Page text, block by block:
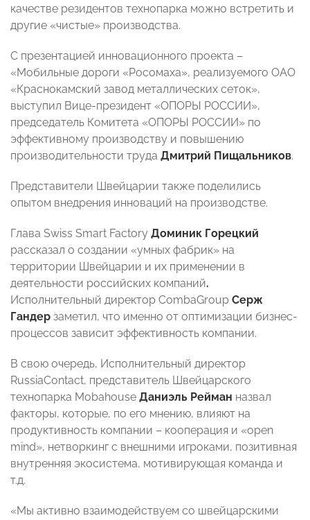
качестве резидентов технопарка можно встретить и
другие «чистые» производства.
С презентацией инновационного проекта –
«Мобильные дороги «Росомаха», реализуемого ОАО
«Краснокамский завод металлических сеток»,
выступил Вице-президент «ОПОРЫ РОССИИ»,
председатель Комитета «ОПОРЫ РОССИИ» по
эффективному производству и повышению
производительности труда Дмитрий Пищальников.
Представители Швейцарии также поделились
опытом внедрения инноваций на производстве.
Глава Swiss Smart Factory Доминик Горецкий
рассказал о создании «умных фабрик» на
территории Швейцарии и их применении в
деятельности российских компаний.
Исполнительный директор CombaGroup Серж
Гандер заметил, что именно от оптимизации бизнес-
процессов зависит эффективность компании.
В свою очередь, Исполнительный директор
RussiaContact, представитель Швейцарского
технопарка Mobahouse Даниэль Рейман назвал
факторы, которые, по его мнению, влияют на
продуктивность компании – кооперация и «open
mind», нетворкинг с внешними игроками, позитивная
внутренняя экосистема, мотивирующая команда и
т.д.
«Мы активно взаимодействуем со швейцарскими